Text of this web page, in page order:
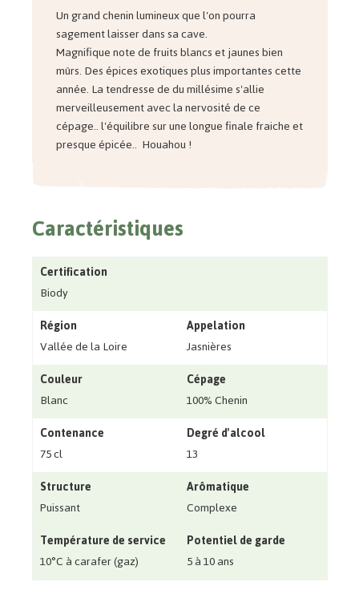
Un grand chenin lumineux que l'on pourra
sagement laisser dans sa cave.
Magnifique note de fruits blancs et jaunes bien
mûrs. Des épices exotiques plus importantes cette
année. La tendresse de du millésime s'allie
merveilleusement avec la nervosité de ce
cépage.. l'équilibre sur une longue finale fraiche et
presque épicée.. Houahou !
Caractéristiques
Certification
Biody
Région
Vallée de la Loire
Appelation
Jasnières
Couleur
Blanc
Cépage
100% Chenin
Contenance
75 cl
Degré d'alcool
13
Structure
Puissant
Arômatique
Complexe
Température de service
10°C à carafer (gaz)
Potentiel de garde
5 à 10 ans